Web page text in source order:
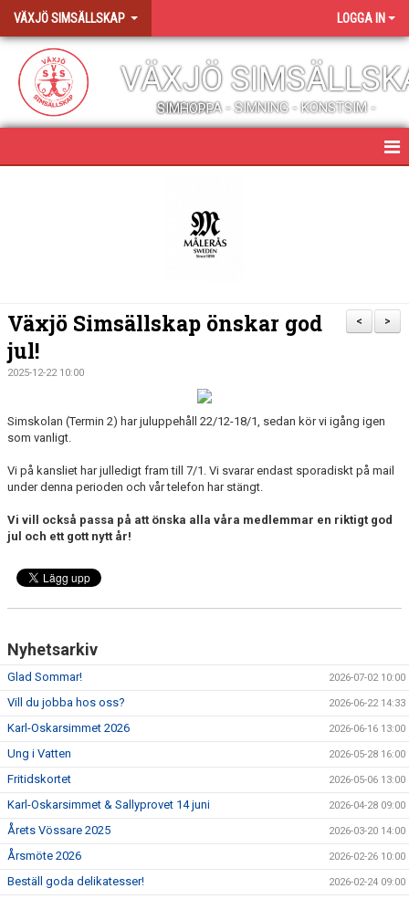
VÄXJÖ SIMSÄLLSKAP LOGGA IN
VÄXJÖ
SIMSKOLA - SIMNING - KONSTSIM - SIMHOPP
MEDLEMSENGAGEMANG
VANLIGA FRÅGOR
>
<
Växjö Simsällskap önskar god
jul!
2025-12-22 10:00
Simskolan (Termin 2) har juluppehåll 22/12-18/1, sedan kör vi igång igen
som vanligt.
Vi på kansliet har julledigt fram till 7/1. Vi svarar endast sporadiskt på mail
under denna perioden och vår telefon har stängt.
Vi vill också passa på att önska alla våra medlemmar en riktigt god
jul och ett gott nytt år!
Nyhetsarkiv
Glad Sommar! 2026-07-02 10:00
Vill du jobba hos oss? 2026-06-22 14:33
Karl-Oskarsimmet 2026 2026-06-16 13:00
Ung i Vatten 2026-05-28 16:00
Fritidskortet 2026-05-06 13:00
Karl-Oskarsimmet & Sallyprovet 14 juni 2026-04-28 09:00
Årets Vössare 2025 2026-03-20 14:00
Årsmöte 2026 2026-02-26 10:00
Beställ goda delikatesser! 2026-02-24 09:00